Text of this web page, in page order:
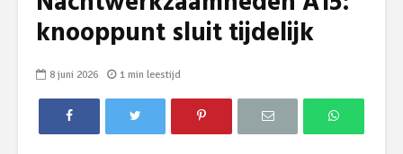
knooppunt sluit tijdelijk
8 juni 2026 1 min leestijd